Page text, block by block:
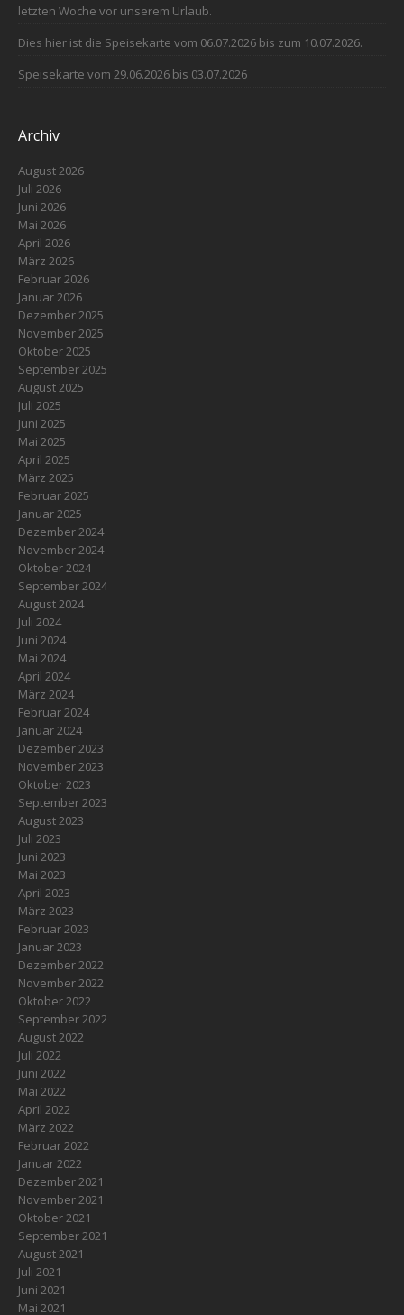
letzten Woche vor unserem Urlaub.
Dies hier ist die Speisekarte vom 06.07.2026 bis zum 10.07.2026.
Speisekarte vom 29.06.2026 bis 03.07.2026
Archiv
August 2026
Juli 2026
Juni 2026
Mai 2026
April 2026
März 2026
Februar 2026
Januar 2026
Dezember 2025
November 2025
Oktober 2025
September 2025
August 2025
Juli 2025
Juni 2025
Mai 2025
April 2025
März 2025
Februar 2025
Januar 2025
Dezember 2024
November 2024
Oktober 2024
September 2024
August 2024
Juli 2024
Juni 2024
Mai 2024
April 2024
März 2024
Februar 2024
Januar 2024
Dezember 2023
November 2023
Oktober 2023
September 2023
August 2023
Juli 2023
Juni 2023
Mai 2023
April 2023
März 2023
Februar 2023
Januar 2023
Dezember 2022
November 2022
Oktober 2022
September 2022
August 2022
Juli 2022
Juni 2022
Mai 2022
April 2022
März 2022
Februar 2022
Januar 2022
Dezember 2021
November 2021
Oktober 2021
September 2021
August 2021
Juli 2021
Juni 2021
Mai 2021